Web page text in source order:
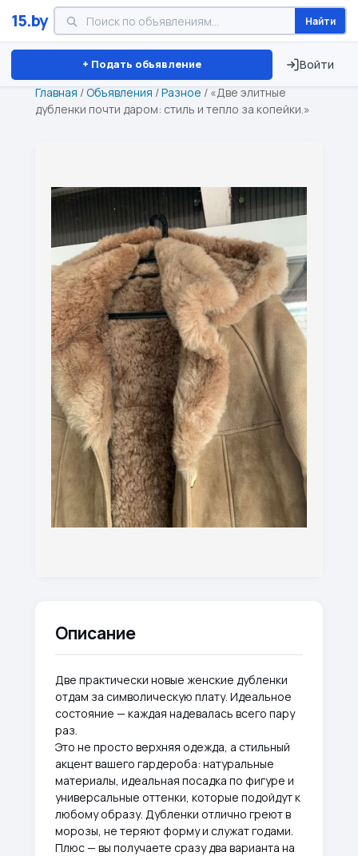
15.by Найти
+ Подать объявление Войти
Минск Витебск Брест ⏱ ТОЛЬКО 15 ДНЕЙ
Главная /Объявления /Разное / «Две элитные
дубленки почти даром: стиль и тепло за копейки.»
Описание
Две практически новые женские дубленки
отдам за символическую плату. Идеальное
состояние — каждая надевалась всего пару
раз.
Это не просто верхняя одежда, а стильный
акцент вашего гардероба: натуральные
материалы, идеальная посадка по фигуре и
универсальные оттенки, которые подойдут к
любому образу. Дубленки отлично греют в
морозы, не теряют форму и служат годами.
Плюс — вы получаете сразу два варианта на